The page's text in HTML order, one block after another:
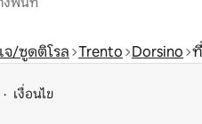
จ/ซูดติโรล Trento Dorsino
เงื่อนไข